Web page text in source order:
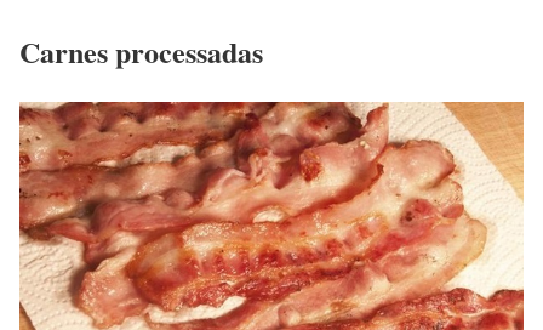
Carnes processadas